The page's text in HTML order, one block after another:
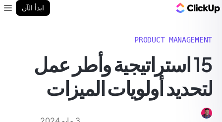
ابدأ الآن
PRODUCT MANAGEMENT
15 استراتيجية وأطر عمل
لتحديد أولويات الميزات